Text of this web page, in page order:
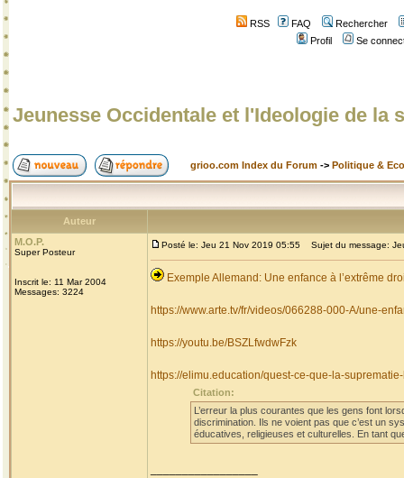
RSS FAQ
Rechercher
Profil
Se
Jeunesse Occidentale et l'Ideologie de la
grioo.com Index du Forum -> Politique &
Auteur
M.O.P.
Super Posteur
Inscrit le: 11 Mar 2004
Messages: 3224
Posté le: Jeu 21 Nov 2019 05:55 Sujet du message:
Exemple Allemand: Une enfance à l’extrême
https://www.arte.tv/fr/videos/066288-000-A/une-
https://youtu.be/BSZLfwdwFzk
https://elimu.education/quest-ce-que-la-
Citation:
L’erreur la plus courantes que les gens font
discrimination. Ils ne voient pas que c’est un
éducatives, religieuses et culturelles. En tant